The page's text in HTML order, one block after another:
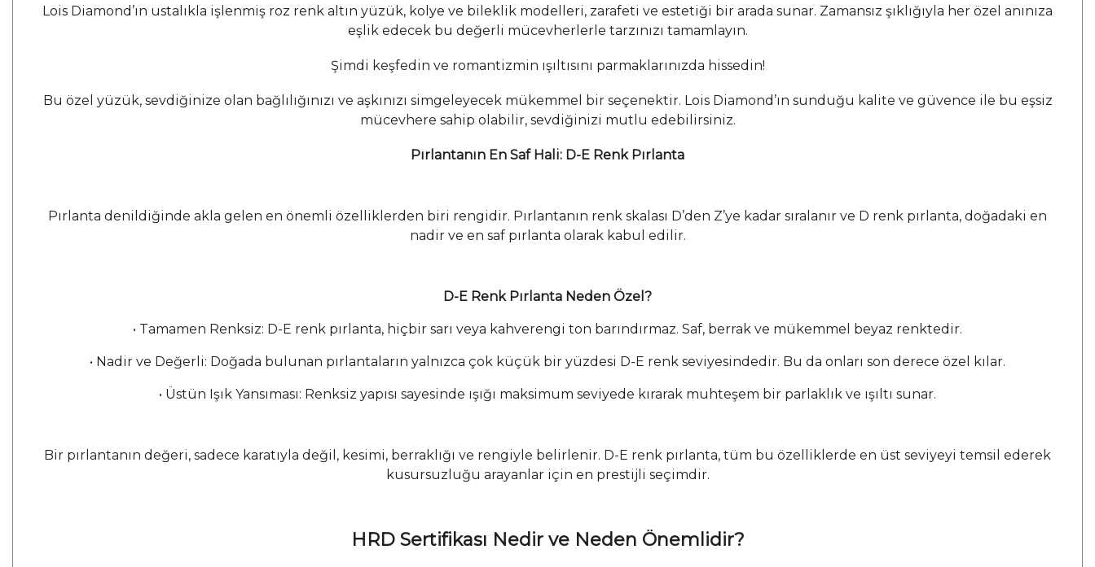
Lois Diamond’ın ustalıkla işlenmiş roz renk altın yüzük, kolye ve bileklik modelleri, zarafeti ve estetiği bir arada sunar. Zamansız şıklığıyla her özel anınıza
eşlik edecek bu değerli mücevherlerle tarzınızı tamamlayın.
Şimdi keşfedin ve romantizmin ışıltısını parmaklarınızda hissedin!
Bu özel yüzük, sevdiğinize olan bağlılığınızı ve aşkınızı simgeleyecek mükemmel bir seçenektir. Lois Diamond’ın sunduğu kalite ve güvence ile bu eşsiz
mücevhere sahip olabilir, sevdiğinizi mutlu edebilirsiniz.
Pırlantanın En Saf Hali: D-E Renk Pırlanta
Pırlanta denildiğinde akla gelen en önemli özelliklerden biri rengidir. Pırlantanın renk skalası D’den Z’ye kadar sıralanır ve D renk pırlanta, doğadaki en
nadir ve en saf pırlanta olarak kabul edilir.
D-E Renk Pırlanta Neden Özel?
• Tamamen Renksiz: D-E renk pırlanta, hiçbir sarı veya kahverengi ton barındırmaz. Saf, berrak ve mükemmel beyaz renktedir.
• Nadir ve Değerli: Doğada bulunan pırlantaların yalnızca çok küçük bir yüzdesi D-E renk seviyesindedir. Bu da onları son derece özel kılar.
• Üstün Işık Yansıması: Renksiz yapısı sayesinde ışığı maksimum seviyede kırarak muhteşem bir parlaklık ve ışıltı sunar.
Bir pırlantanın değeri, sadece karatıyla değil, kesimi, berraklığı ve rengiyle belirlenir. D-E renk pırlanta, tüm bu özelliklerde en üst seviyeyi temsil ederek
kusursuzluğu arayanlar için en prestijli seçimdir.
HRD Sertifikası Nedir ve Neden Önemlidir?